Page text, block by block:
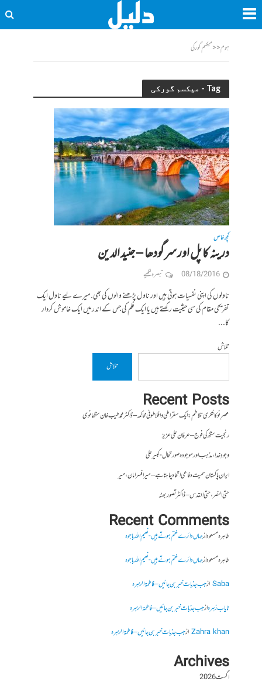
ہوم<< میکسم گورکی
Tag - میکسم گورکی
کچھ خاص
درینہ کا پل اور سرگودھا – جنید الدین
08/18/2016 تبصرہ لکھیے
ناولوں کی اپنی نفسیات ہوتی ہیں اور ناول پڑھنے والوں کی بھی. میرے لیے ناول ایک
تفریحی مقام کی سی حیثیت رکھتے ہیں یا ایک فلم کی جس کے اندر میں ایک خاموش کردار
کا...
تلاش
تلاش
Recent Posts
عصرِ نو کا فکری تلاطم: ایک سقراطی و افلاطونی محاکمہ – ڈاکٹر محمد طیب خان سنگھانوی
رنجیت سنگھ کی فوج – عرفان علی عزیز
وجودِ خدا، مذہب اور موجودہ صورتحال- کبیر علی
ایران پاکستان سمیت دفاعی اتحاد چاہتا ہے – میر افسر امان،میر
حتی النصر ، حتی القدس – ڈاکٹر تصور بھٹہ
Recent Comments
طاہرہ مسعودازجہاں دائرے ختم ہوتے ہیں- نعیم اللہ باجوہ
طاہرہ مسعودازجہاں دائرے ختم ہوتے ہیں- نعیم اللہ باجوہ
Sabaازجب جذبات خبر بن جائیں – فاطمۃالزہرہ
نایاب زہرہازجب جذبات خبر بن جائیں – فاطمۃالزہرہ
Zahra khanازجب جذبات خبر بن جائیں – فاطمۃالزہرہ
Archives
اگست 2026